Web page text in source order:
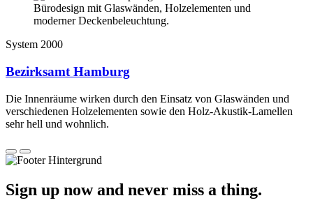
System 2000
Bezirksamt Hamburg
Die Innenräume wirken durch den Einsatz von Glaswänden und
verschiedenen Holzelementen sowie den Holz-Akustik-Lamellen
sehr hell und wohnlich.
Sign up now and never miss a thing.